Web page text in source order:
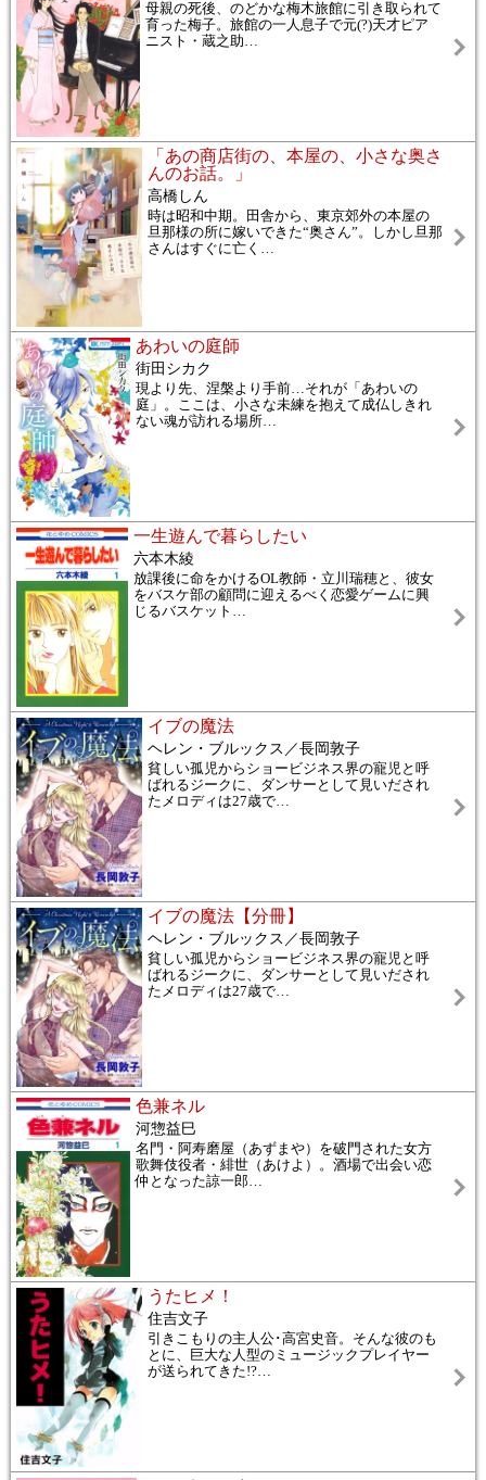
母親の死後、のどかな梅木旅館に引き取られて
育った梅子。旅館の一人息子で元(?)天才ピア
ニスト・蔵之助…
「あの商店街の、本屋の、小さな奥さ
んのお話。」
高橋しん
時は昭和中期。田舎から、東京郊外の本屋の
旦那様の所に嫁いできた“奥さん”。しかし旦那
さんはすぐに亡く …
あわいの庭師
街田シカク
現より先、涅槃より手前…それが「あわいの
庭」。ここは、小さな未練を抱えて成仏しきれ
ない魂が訪れる場所…
一生遊んで暮らしたい
六本木綾
放課後に命をかけるOL教師・立川瑞穂と、彼女
をバスケ部の顧問に迎えるべく恋愛ゲームに興
じるバスケット …
イブの魔法
ヘレン・ブルックス／長岡敦子
貧しい孤児からショービジネス界の寵児と呼
ばれるジークに、ダンサーとして見いだされ
たメロディは27歳で…
イブの魔法【分冊】
ヘレン・ブルックス／長岡敦子
貧しい孤児からショービジネス界の寵児と呼
ばれるジークに、ダンサーとして見いだされ
たメロディは27歳で…
色兼ネル
河惣益巳
名門・阿寿磨屋（あずまや）を破門された女方
歌舞伎役者・緋世（あけよ）。酒場で出会い恋
仲となった諒一郎…
うたヒメ！
住吉文子
引きこもりの主人公･高宮史音。そんな彼のも
とに、巨大な人型のミュージックプレイヤー
が送られてきた!?…